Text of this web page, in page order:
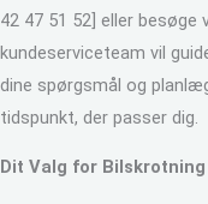
42 47 51 52] eller besøge
kundeserviceteam vil
dine spørgsmål og
tidspunkt, der passer dig.
Dit Valg for Bilskrotning